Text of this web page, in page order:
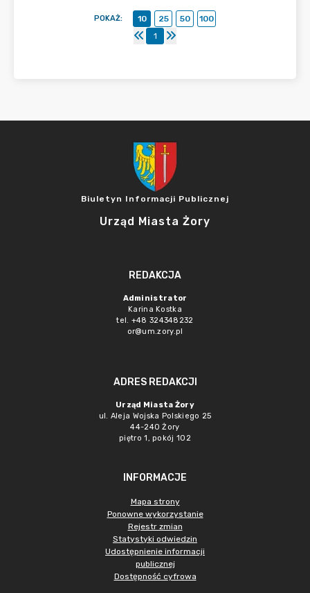
POKAŻ: 10 25 50
100
1
Biuletyn Informacji Publicznej
Urząd Miasta Żory
REDAKCJA
Administrator
Karina Kostka
tel. +48 324348232
or@um.zory.pl
ADRES REDAKCJI
Urząd Miasta Żory
ul. Aleja Wojska Polskiego 25
44-240 Żory
piętro 1, pokój 102
INFORMACJE
Mapa strony
Ponowne wykorzystanie
Rejestr zmian
Statystyki odwiedzin
Udostępnienie informacji
publicznej
Dostępność cyfrowa